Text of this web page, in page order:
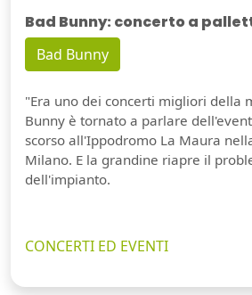
Bad Bunny: concerto a
Bad Bunny
"Era uno dei concerti migliori della
Bunny è tornato a parlare
scorso all'Ippodromo La Maura
Milano. E la grandine riapre il
dell'impianto.
CONCERTI ED EVENTI